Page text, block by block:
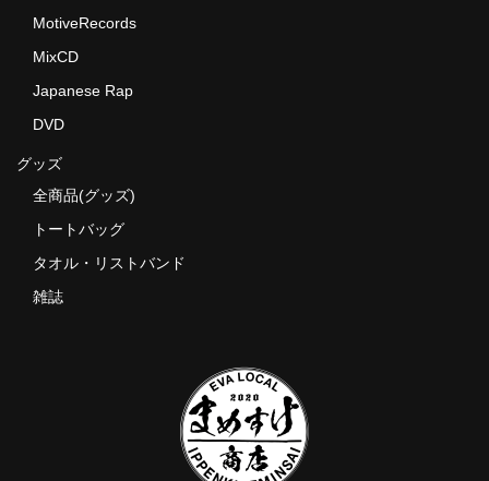
MotiveRecords
MixCD
Japanese Rap
DVD
グッズ
全商品(グッズ)
トートバッグ
タオル・リストバンド
雑誌